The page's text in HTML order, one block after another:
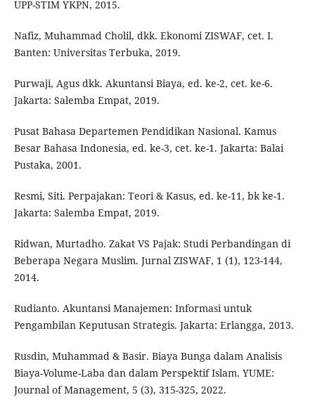
UPP-STIM YKPN, 2015.
Nafiz, Muhammad Cholil, dkk. Ekonomi ZISWAF, cet. I.
Banten: Universitas Terbuka, 2019.
Purwaji, Agus dkk. Akuntansi Biaya, ed. ke-2, cet. ke-6.
Jakarta: Salemba Empat, 2019.
Pusat Bahasa Departemen Pendidikan Nasional. Kamus
Besar Bahasa Indonesia, ed. ke-3, cet. ke-1. Jakarta: Balai
Pustaka, 2001.
Resmi, Siti. Perpajakan: Teori & Kasus, ed. ke-11, bk ke-1.
Jakarta: Salemba Empat, 2019.
Ridwan, Murtadho. Zakat VS Pajak: Studi Perbandingan di
Beberapa Negara Muslim. Jurnal ZISWAF, 1 (1), 123-144,
2014.
Rudianto. Akuntansi Manajemen: Informasi untuk
Pengambilan Keputusan Strategis. Jakarta: Erlangga, 2013.
Rusdin, Muhammad & Basir. Biaya Bunga dalam Analisis
Biaya-Volume-Laba dan dalam Perspektif Islam. YUME:
Journal of Management, 5 (3), 315-325, 2022.